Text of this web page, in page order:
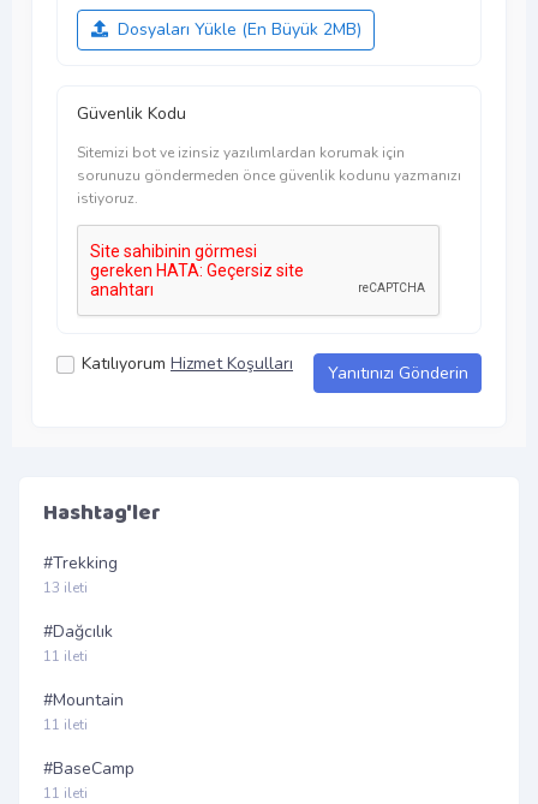
Dosyaları Yükle (En Büyük 2MB)
Güvenlik Kodu
Sitemizi bot ve izinsiz yazılımlardan korumak için
sorunuzu göndermeden önce güvenlik kodunu yazmanızı
istiyoruz.
Katılıyorum Hizmet Koşulları Yanıtınızı Gönderin
Hashtag'ler
#Trekking
13 ileti
#Dağcılık
11 ileti
#Mountain
11 ileti
#BaseCamp
11 ileti